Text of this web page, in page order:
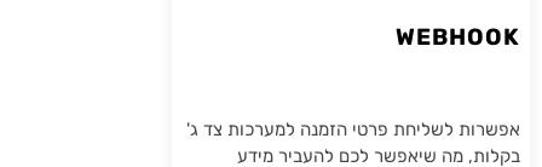
WEBHOOK
אפשרות לשליחת פרטי הזמנה למערכות צד ג'
בקלות, מה שיאפשר לכם להעביר מידע